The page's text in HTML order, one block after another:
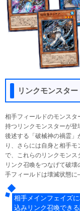
リンクモンスター
相手フィールドのモンス
持つリンクモンスターが登
後述する「破械神の禍霊
り、さらには自身と相手
で、これらのリンクモンス
リンク召喚をつなげて破
手フィールドは壊滅状態
相手メインフェイズ
込みリンク召喚でき